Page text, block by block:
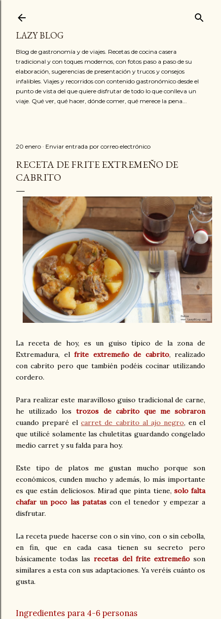
LAZY BLOG
Blog de gastronomía y de viajes. Recetas de cocina casera
tradicional y con toques modernos, con fotos paso a paso de su
elaboración, sugerencias de presentación y trucos y consejos
infalibles. Viajes y recorridos con contenido gastronómico desde el
punto de vista del que quiere disfrutar de todo lo que conlleva un
viaje. Qué ver, qué hacer, dónde comer, qué merece la pena...
20 enero Enviar entrada por correo electrónico
RECETA DE FRITE EXTREMEÑO DE
CABRITO
La receta de hoy, es un guiso típico de la zona de
Extremadura, el frite extremeño de cabrito, realizado
con cabrito pero que también podéis cocinar utilizando
cordero.
Para realizar este maravilloso guiso tradicional de carne,
he utilizado lostrozos de cabrito que me sobraron
cuando preparé elcarret de cabrito al ajo negro, en el
que utilicé solamente las chuletitas guardando congelado
medio carret y su falda para hoy.
Este tipo de platos me gustan mucho porque son
económicos, cunden mucho y además, lo más importante
es que están deliciosos. Mirad que pinta tiene, solo falta
chafar un poco las patatascon el tenedor y empezar a
disfrutar.
La receta puede hacerse con o sin vino, con o sin cebolla,
en fin, que en cada casa tienen su secreto pero
básicamente todas lasrecetas del frite extremeñoson
similares a esta con sus adaptaciones. Ya veréis cuánto os
gusta.
Ingredientes para 4-6 personas